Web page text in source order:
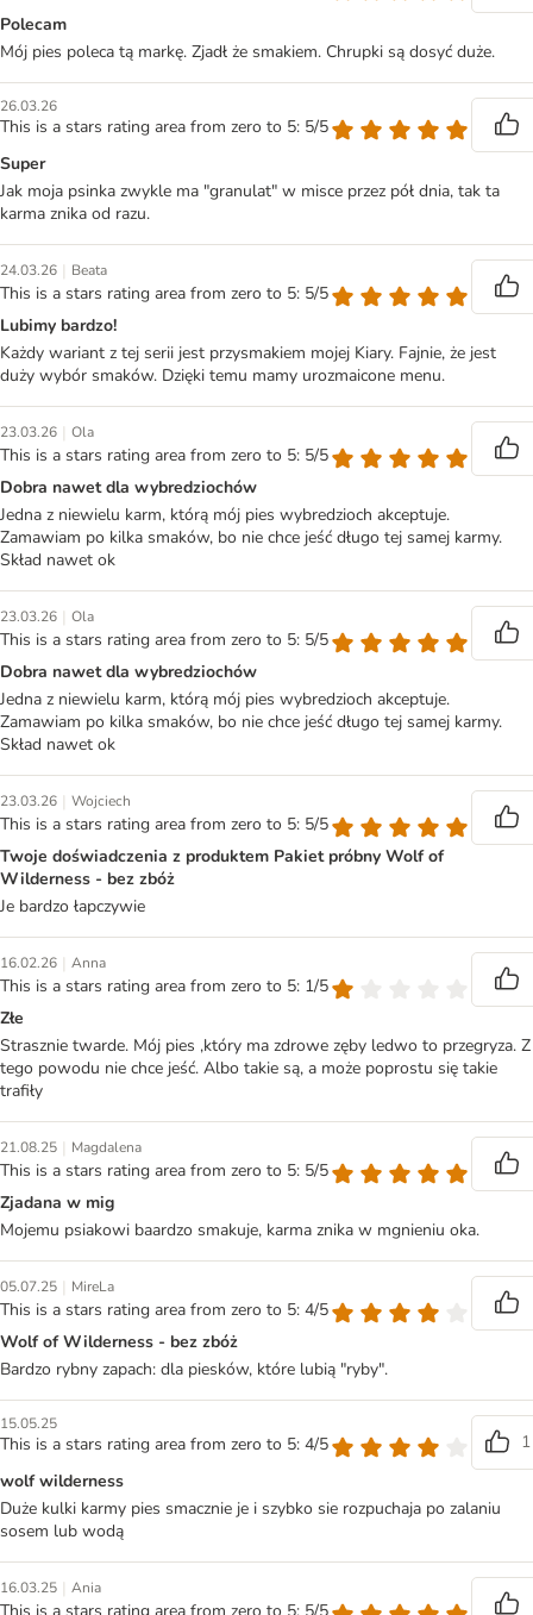
Polecam
Mój pies poleca tą markę. Zjadł że smakiem. Chrupki są dosyć duże.
26.03.26
This is a stars rating area from zero to 5: 5/5
Super
Jak moja psinka zwykle ma "granulat" w misce przez pół dnia, tak ta
karma znika od razu.
24.03.26 | Beata
This is a stars rating area from zero to 5: 5/5
Lubimy bardzo!
Każdy wariant z tej serii jest przysmakiem mojej Kiary. Fajnie, że jest
duży wybór smaków. Dzięki temu mamy urozmaicone menu.
23.03.26 | Ola
This is a stars rating area from zero to 5: 5/5
Dobra nawet dla wybredziochów
Jedna z niewielu karm, którą mój pies wybredzioch akceptuje.
Zamawiam po kilka smaków, bo nie chce jeść długo tej samej karmy.
Skład nawet ok
23.03.26 | Ola
This is a stars rating area from zero to 5: 5/5
Dobra nawet dla wybredziochów
Jedna z niewielu karm, którą mój pies wybredzioch akceptuje.
Zamawiam po kilka smaków, bo nie chce jeść długo tej samej karmy.
Skład nawet ok
23.03.26 | Wojciech
This is a stars rating area from zero to 5: 5/5
Twoje doświadczenia z produktem Pakiet próbny Wolf of
Wilderness - bez zbóż
Je bardzo łapczywie
16.02.26 | Anna
This is a stars rating area from zero to 5: 1/5
Złe
Strasznie twarde. Mój pies ,który ma zdrowe zęby ledwo to przegryza. Z
tego powodu nie chce jeść. Albo takie są, a może poprostu się takie
trafiły
21.08.25 | Magdalena
This is a stars rating area from zero to 5: 5/5
Zjadana w mig
Mojemu psiakowi baardzo smakuje, karma znika w mgnieniu oka.
05.07.25 | MireLa
This is a stars rating area from zero to 5: 4/5
Wolf of Wilderness - bez zbóż
Bardzo rybny zapach: dla piesków, które lubią "ryby".
15.05.25
This is a stars rating area from zero to 5: 4/5
1
wolf wilderness
Duże kulki karmy pies smacznie je i szybko sie rozpuchaja po zalaniu
sosem lub wodą
16.03.25 | Ania